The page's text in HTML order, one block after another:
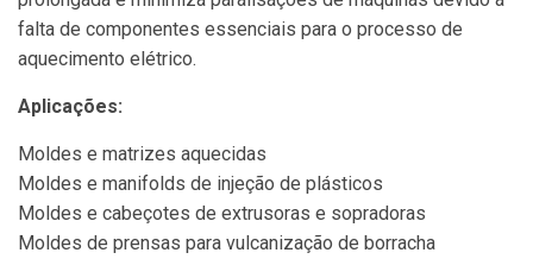
falta de componentes essenciais para o processo de
aquecimento elétrico.
Aplicações:
Moldes e matrizes aquecidas
Moldes e manifolds de injeção de plásticos
Moldes e cabeçotes de extrusoras e sopradoras
Moldes de prensas para vulcanização de borracha